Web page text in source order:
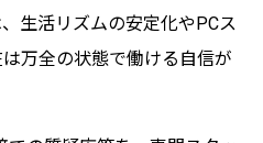
生活リズムの安定化やPCス
万全の状態で働ける自信が